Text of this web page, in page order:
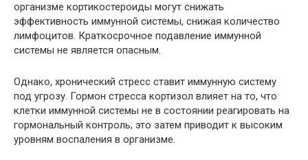
организме кортикостероиды могут снижать
эффективность иммунной системы, снижая количество
лимфоцитов. Краткосрочное подавление иммунной
системы не является опасным.
Однако, хронический стресс ставит иммунную систему
под угрозу. Гормон стресса кортизол влияет на то, что
клетки иммунной системы не в состоянии реагировать на
гормональный контроль; это затем приводит к высоким
уровням воспаления в организме.